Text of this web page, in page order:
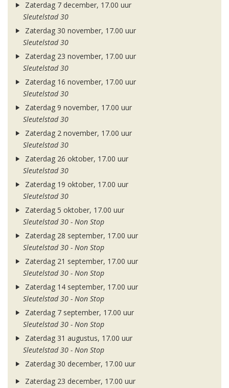
Zaterdag 7 december, 17.00 uur
Sleutelstad 30
Zaterdag 30 november, 17.00 uur
Sleutelstad 30
Zaterdag 23 november, 17.00 uur
Sleutelstad 30
Zaterdag 16 november, 17.00 uur
Sleutelstad 30
Zaterdag 9 november, 17.00 uur
Sleutelstad 30
Zaterdag 2 november, 17.00 uur
Sleutelstad 30
Zaterdag 26 oktober, 17.00 uur
Sleutelstad 30
Zaterdag 19 oktober, 17.00 uur
Sleutelstad 30
Zaterdag 5 oktober, 17.00 uur
Sleutelstad 30 - Non Stop
Zaterdag 28 september, 17.00 uur
Sleutelstad 30 - Non Stop
Zaterdag 21 september, 17.00 uur
Sleutelstad 30 - Non Stop
Zaterdag 14 september, 17.00 uur
Sleutelstad 30 - Non Stop
Zaterdag 7 september, 17.00 uur
Sleutelstad 30 - Non Stop
Zaterdag 31 augustus, 17.00 uur
Sleutelstad 30 - Non Stop
Zaterdag 30 december, 17.00 uur
Zaterdag 23 december, 17.00 uur